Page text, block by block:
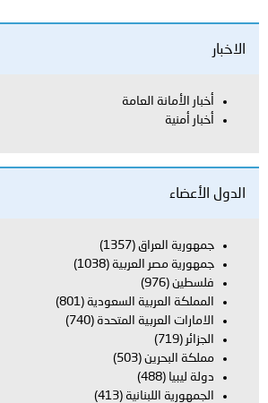
الاخبار
أخبار الأمانة العامة
أخبار أمنية
الدول الأعضاء
جمهورية العراق (1357)
جمهورية مصر العربية (1038)
فلسطين (976)
المملكة العربية السعودية (801)
الامارات العربية المتحدة (740)
الجزائر (719)
مملكة البحرين (503)
دولة ليبيا (488)
الجمهورية اللبنانية (413)